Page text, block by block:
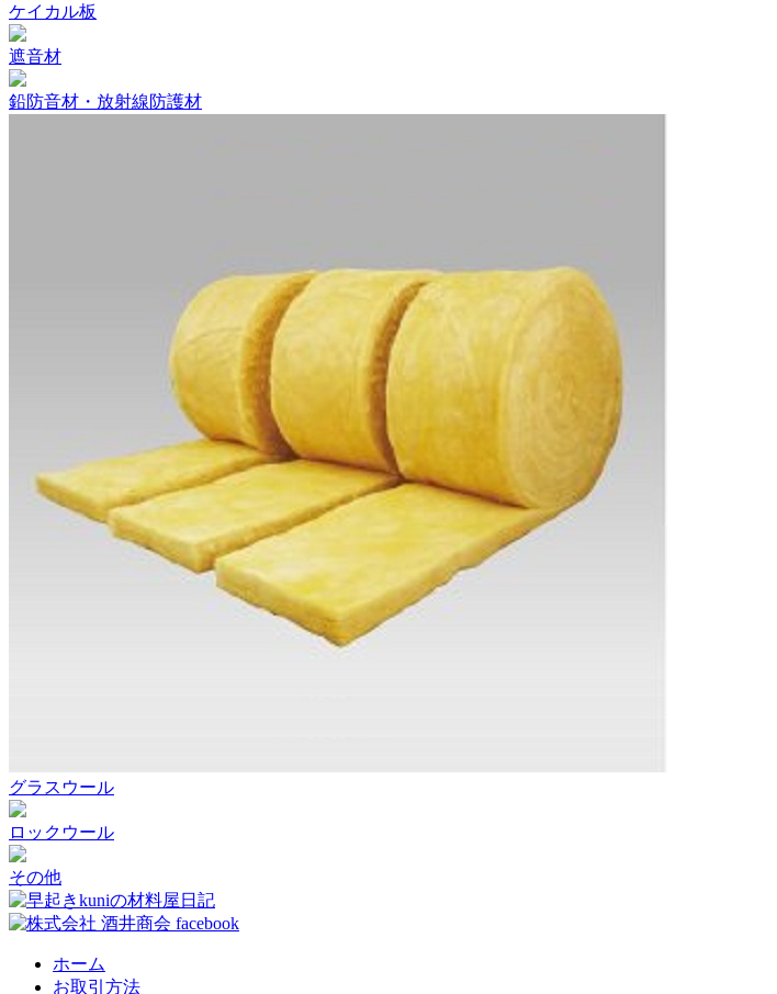
ケイカル板
遮音材
鉛防音材・放射線防護材
グラスウール
ロックウール
その他
ホーム
お取引方法